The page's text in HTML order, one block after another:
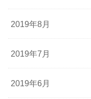
2019年8月
2019年7月
2019年6月